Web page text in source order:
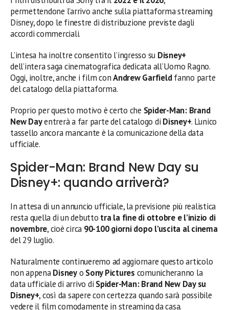
permettendone l’arrivo anche sulla piattaforma streaming
Disney, dopo le finestre di distribuzione previste dagli
accordi commerciali.
L’intesa ha inoltre consentito l’ingresso su Disney+
dell’intera saga cinematografica dedicata all’Uomo Ragno.
Oggi, inoltre, anche i film conAndrew Garfieldfanno parte
del catalogo della piattaforma.
Proprio per questo motivo è certo che Spider-Man: Brand
New Dayentrerà a far parte del catalogo di Disney+. L’unico
tassello ancora mancante è la comunicazione della data
ufficiale.
Spider-Man: Brand New Day su
Disney+: quando arriverà?
In attesa di un annuncio ufficiale, la previsione più realistica
resta quella di un debutto tra la fine di ottobre e l’inizio di
novembre, cioè circa 90-100 giorni dopo l’uscita al cinema
del 29 luglio.
Naturalmente continueremo ad aggiornare questo articolo
non appenaDisneyo Sony Pictures comunicheranno la
data ufficiale di arrivo di Spider-Man: Brand New Day su
Disney+, così da sapere con certezza quando sarà possibile
vedere il film comodamente in streaming da casa.